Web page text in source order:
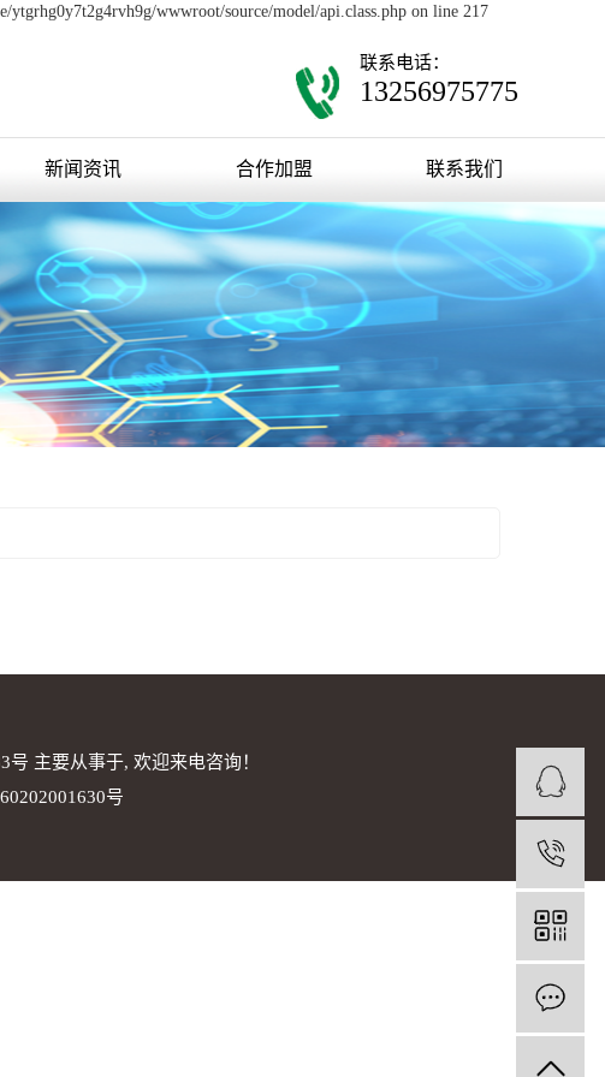
ytgrhg0y7t2g4rvh9g/wwwroot/source/model/api.class.php on line 217
联系电话：
13256975775
新闻资讯 合作加盟 联系我们
号 主要从事于, 欢迎来电咨询！
号